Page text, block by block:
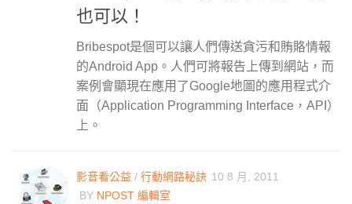
也可以！
Bribespot是個可以讓人們傳送貪污和賄賂情報
的Android App。人們可將報告上傳到網站，而
案例會顯現在應用了Google地圖的應用程式介
面（Application Programming Interface，API）
上。
影音看公益 / 行動網路秘訣 10 8 月, 2011
BY NPOST 編輯室